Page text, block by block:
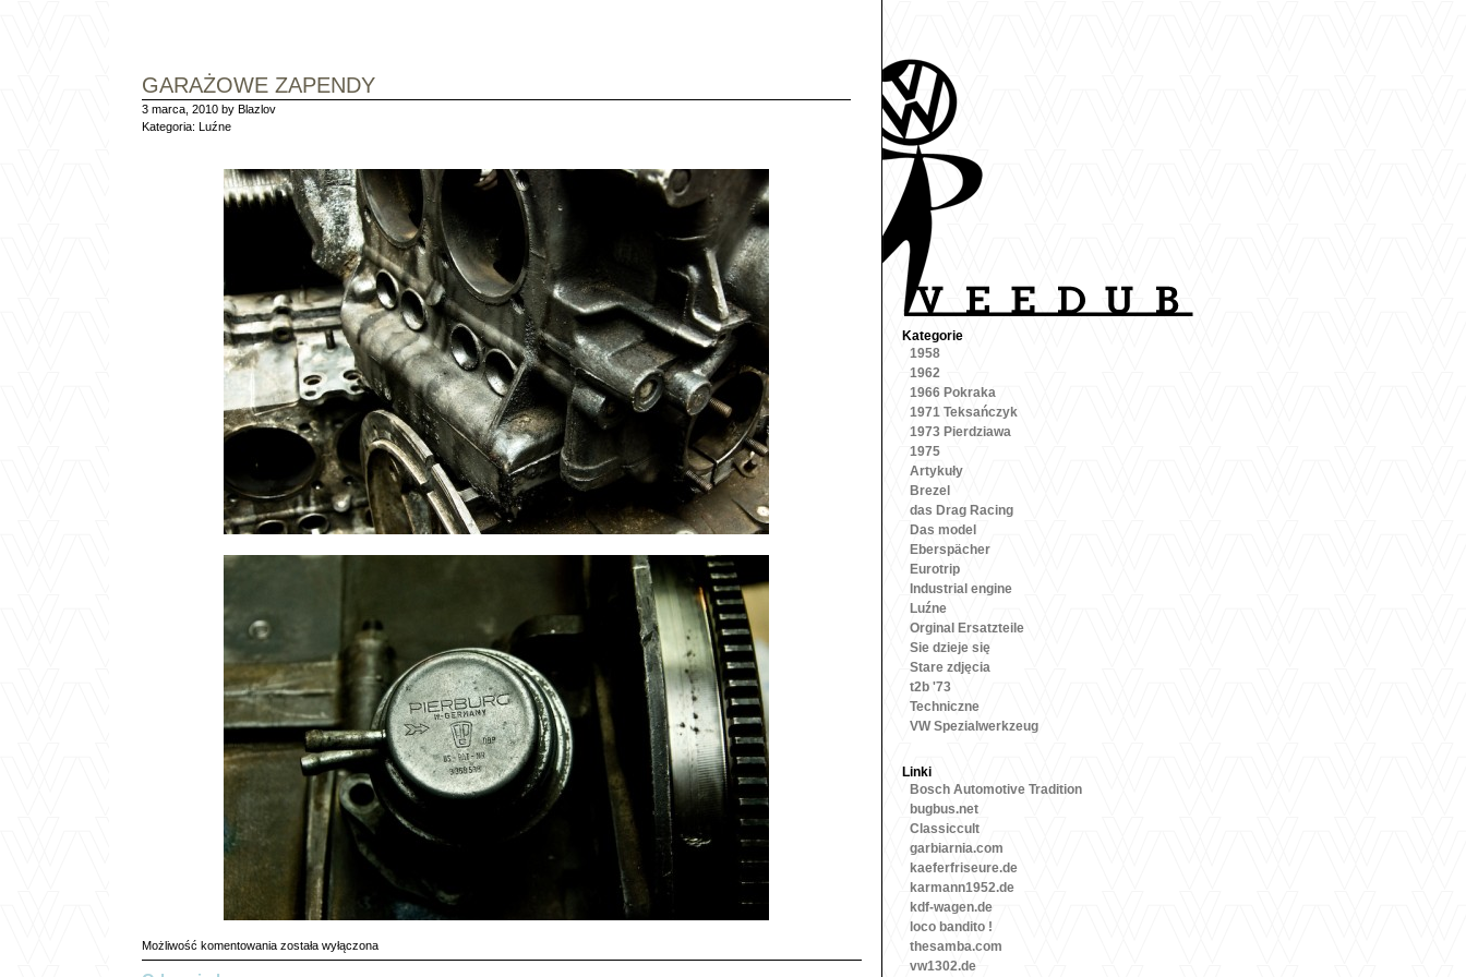
GARAŻOWE ZAPENDY
3 marca, 2010 by Blazlov
Kategoria: Luźne
Możliwość komentowania garażowe
zapendy
została wyłączona
Kategorie
1958
1962
1966 Pokraka
1971 Teksańczyk
1973 Pierdziawa
1975
Artykuły
Brezel
das Drag Racing
Das model
Eberspächer
Eurotrip
Industrial engine
Luźne
Orginal Ersatzteile
Sie dzieje się
Stare zdjęcia
t2b '73
Techniczne
VW Spezialwerkzeug
Linki
Bosch Automotive Tradition
bugbus.net
Classiccult
garbiarnia.com
kaeferfriseure.de
karmann1952.de
kdf-wagen.de
loco bandito !
thesamba.com
vw1302.de